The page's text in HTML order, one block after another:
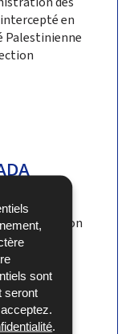
sont
seront
.
en
Palestinienne